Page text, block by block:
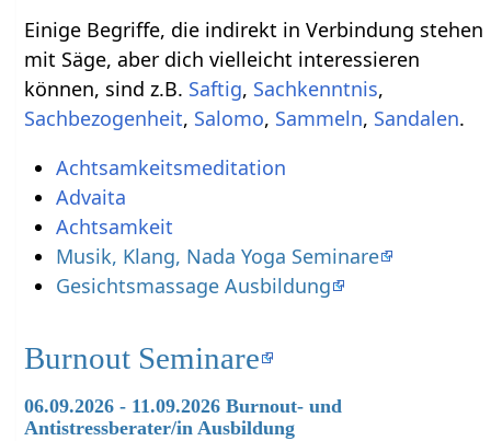
Einige Begriffe, die indirekt in Verbindung stehen
mit Säge‏‎, aber dich vielleicht interessieren
können, sind z.B.
,
,
, , ,
.
Achtsamkeitsmeditation
Advaita
Achtsamkeit
Musik, Klang, Nada Yoga Seminare
Gesichtsmassage Ausbildung
Burnout Seminare
06.09.2026 - 11.09.2026 Burnout- und
Antistressberater/in Ausbildung